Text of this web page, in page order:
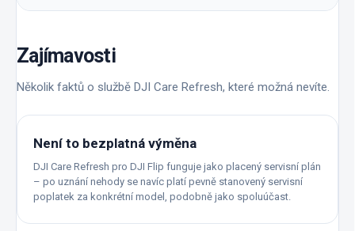
Zajímavosti
Několik faktů o službě DJI Care Refresh, které možná nevíte.
Není to bezplatná výměna
DJI Care Refresh pro DJI Flip funguje jako placený servisní plán
– po uznání nehody se navíc platí pevně stanovený servisní
poplatek za konkrétní model, podobně jako spoluúčast.